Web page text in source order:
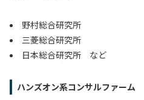
野村総合研究所
三菱総合研究所
日本総合研究所 など
ハンズオン系コンサルファーム